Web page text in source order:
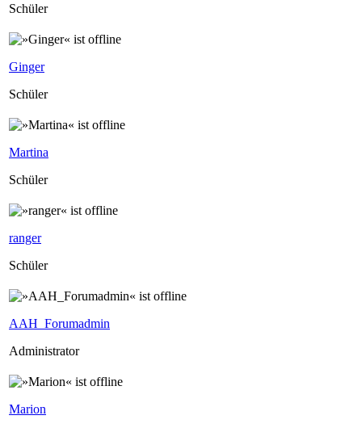
Schüler
Ginger
Schüler
Martina
Schüler
ranger
Schüler
AAH_Forumadmin
Administrator
Marion